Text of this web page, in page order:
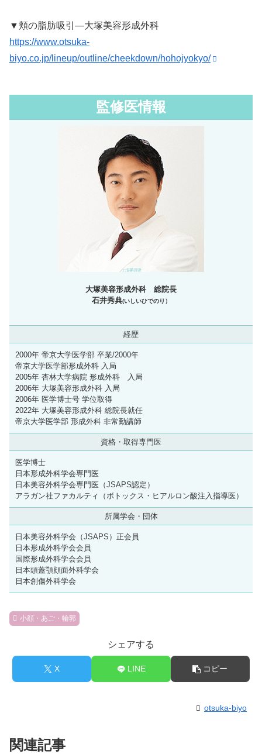
▼頬の脂肪吸引―大塚美容形成外科
https://www.otsuka-
biyo.co.jp/lineup/outline/cheekdown/hohojyokyo/
監修医情報
大塚美容形成外科 総院長
石井秀典(いしいひでのり）
経歴
2000年 帝京大学医学部 卒業/2000年
帝京大学医学部形成外科 入局
2005年 杏林大学病院 形成外科 入局
2006年 大塚美容形成外科 入局
2006年 医学博士号 学位取得
2022年 大塚美容形成外科 総院長就任
帝京大学医学部 形成外科 非常勤講師
資格・取得専門医
医学博士
日本形成外科学会専門医
日本美容外科学会専門医（JSAPS認定）
アラガン社ファカルティ（ボトックス・ヒアルロン酸注入指導医）
所属学会・団体
日本美容外科学会（JSAPS）正会員
日本形成外科学会会員
国際形成外科学会会員
日本頭蓋顎顔面外科学会
日本創傷外科学会
小顔・あご・輪郭
シェアする
X LINE コピー
otsuka-biyo
関連記事